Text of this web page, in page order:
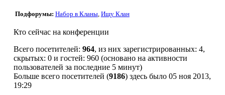
Подфорумы: Набор в Кланы, Ищу Клан
Кто сейчас на конференции
Всего посетителей: 964, из них зарегистрированных: 4,
скрытых: 0 и гостей: 960 (основано на активности
пользователей за последние 5 минут)
Больше всего посетителей (9186) здесь было 05 ноя 2013,
19:29